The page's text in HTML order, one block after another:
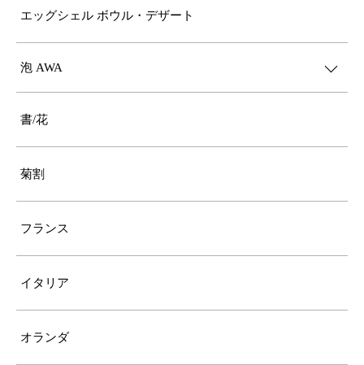
エッグシェル ボウル・デザート
泡 AWA
書/花
菊割
フランス
イタリア
オランダ